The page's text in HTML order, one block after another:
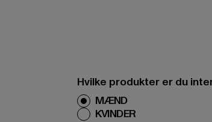
Hvilke produkter er du
MÆND
KVINDER